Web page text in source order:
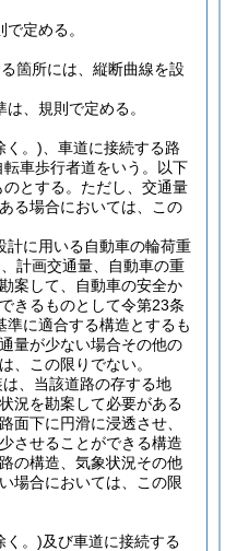
定める。
箇所には、縦断曲線を設
、規則で定める。
く。) 、車道に接続する路
車歩行者道をいう。以下
とする。 ただし、交通量
る場合においては、この
計に用いる自動車の輪荷重
計画交通量、自動車の重
案して、自動車の安全か
きるものとして令第23条
に適合する構造とするも
量が少ない場合その他の
、この限りでない。
、当該道路の存する地
況を勘案して必要がある
面下に円滑に浸透させ、
させることができる構造
の構造、気象状況その他
場合においては、この限
く。)及び車道に接続する